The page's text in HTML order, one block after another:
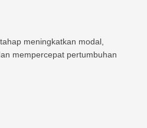
meningkatkan modal,
mempercepat pertumbuhan